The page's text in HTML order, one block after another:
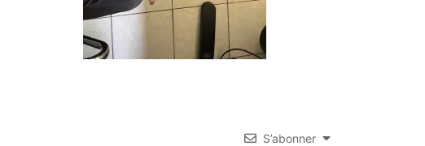
S’abonner